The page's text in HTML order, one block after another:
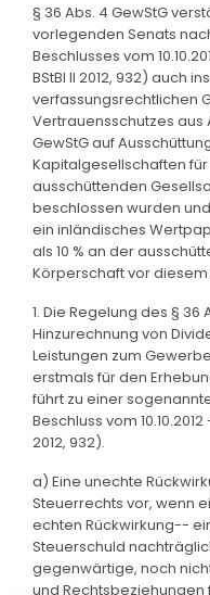
§ 36 Abs. 4 GewStG
vorlegenden Senats
Beschlusses vom
BStBl II 2012, 932) auch
verfassungsrechtlichen
Vertrauensschutzes aus
GewStG auf
Kapitalgesellschaften
ausschüttenden
beschlossen wurden
ein inländisches
als 10 % an der
Körperschaft vor
1. Die Regelung des § 36
Hinzurechnung von
Leistungen zum
erstmals für den
führt zu einer
Beschluss vom 10.10.2012
2012, 932).
a) Eine unechte
Steuerrechts vor, wenn
echten Rückwirkung--
Steuerschuld
gegenwärtige, noch
und Rechtsbeziehungen